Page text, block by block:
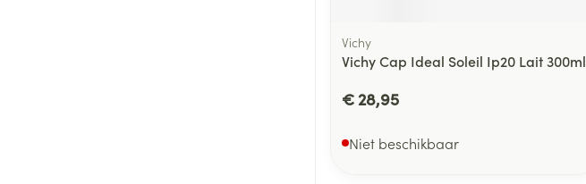
Vichy
Vichy Cap Ideal Soleil Ip20 Lait 300ml
€ 28,95
Niet beschikbaar